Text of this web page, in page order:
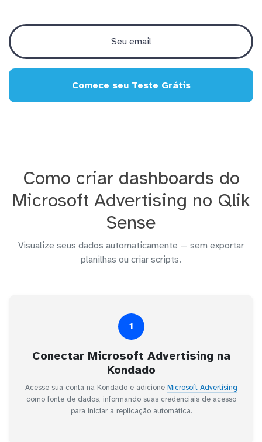
Comece seu Teste Grátis
Como criar dashboards do
Microsoft Advertising no Qlik
Sense
Visualize seus dados automaticamente — sem exportar
planilhas ou criar scripts.
1
Conectar Microsoft Advertising na
Kondado
Acesse sua conta na Kondado e adicione Microsoft Advertising
como fonte de dados, informando suas credenciais de acesso
para iniciar a replicação automática.